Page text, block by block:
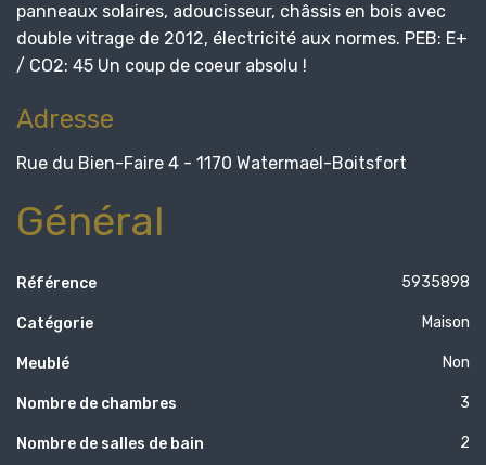
panneaux solaires, adoucisseur, châssis en bois avec
double vitrage de 2012, électricité aux normes. PEB: E+
/ CO2: 45 Un coup de coeur absolu !
Adresse
Rue du Bien-Faire 4 - 1170 Watermael-Boitsfort
Général
Référence 5935898
Catégorie Maison
Meublé Non
Nombre de chambres 3
Nombre de salles de bain 2